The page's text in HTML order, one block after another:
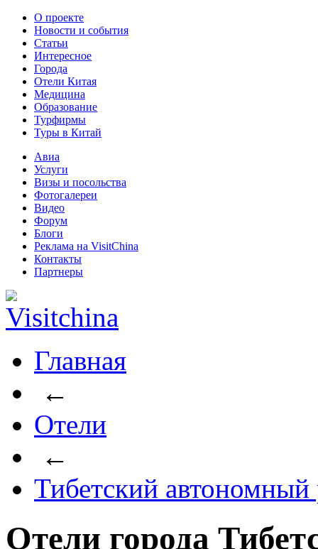
О проекте
Новости и события
Статьи
Интересное
Города
Отели Китая
Медицина
Образование
Турфирмы
Туры в Китай
Авиа
Услуги
Визы и посольства
Фотогалереи
Видео
Форум
Блоги
Реклама на VisitChina
Контакты
Партнеры
Главная
←
Отели
←
Тибетский автономный
Отели города